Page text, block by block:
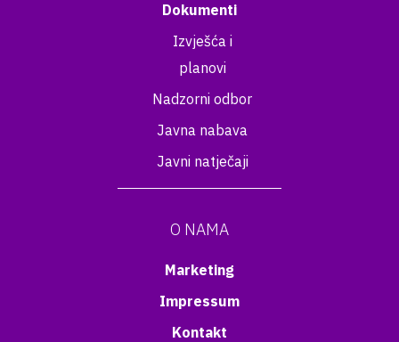
Dokumenti
Izvješća i
planovi
Nadzorni odbor
Javna nabava
Javni natječaji
O NAMA
Marketing
Impressum
Kontakt